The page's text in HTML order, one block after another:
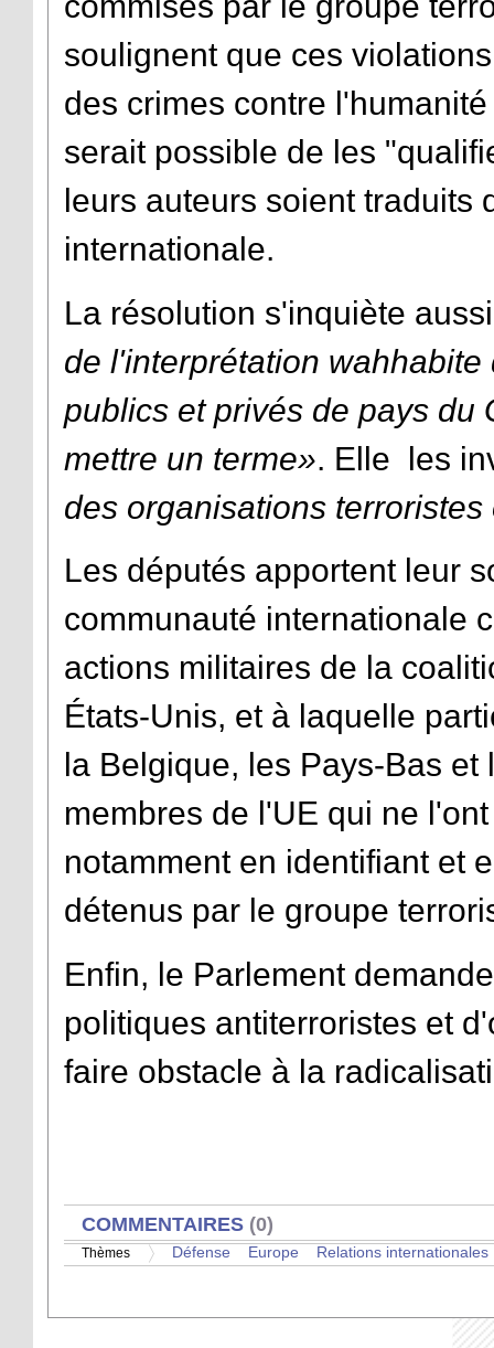
soulignent que ces
des crimes contre
serait possible de les
leurs auteurs soient traduits
internationale.
La résolution s'inquiète
de l'interprétation
publics et privés de pays du
mettre un terme». Elle les
des organisations
Les députés apportent leur
communauté internationale
actions militaires de la
États-Unis, et à laquelle
la Belgique, les Pays-Bas
membres de l'UE qui ne
notamment en identifiant et
détenus par le groupe
Enfin, le Parlement
politiques antiterroristes et
faire obstacle à la
AFFICHER
COMMENTAIRES (0)
Thèmes Défense Europe Relations internationales